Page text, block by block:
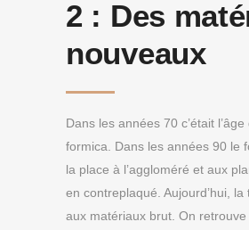
2 : Des
nouveaux
Dans les années 70 c’était l’âge
formica. Dans les années 90 le
la place à l’aggloméré et aux
en contreplaqué. Aujourd’hui,
aux matériaux brut. On